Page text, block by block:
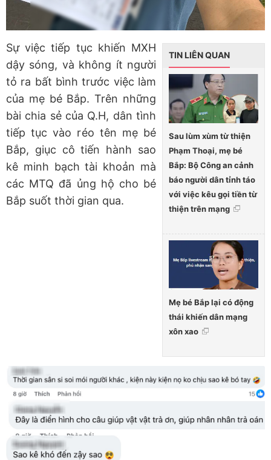
TIN LIÊN QUAN
Sau lùm xùm từ thiện
Phạm Thoại, mẹ bé
Bắp: Bộ Công an cảnh
báo người dân tỉnh táo
với việc kêu gọi tiền từ
thiện trên mạng
Mẹ bé Bắp lại có động
thái khiến dân mạng
xôn xao
Sự việc tiếp tục khiến MXH
dậy sóng, và không ít người
tỏ ra bất bình trước việc làm
của mẹ bé Bắp. Trên những
bài chia sẻ của Q.H, dân tình
tiếp tục vào réo tên mẹ bé
Bắp, giục cô tiến hành sao
kê minh bạch tài khoản mà
các MTQ đã ủng hộ cho bé
Bắp suốt thời gian qua.